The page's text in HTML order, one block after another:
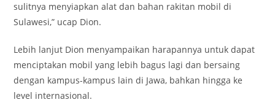
sulitnya menyiapkan alat dan bahan rakitan mobil di
Sulawesi,” ucap Dion.
Lebih lanjut Dion menyampaikan harapannya untuk dapat
menciptakan mobil yang lebih bagus lagi dan bersaing
dengan kampus-kampus lain di Jawa, bahkan hingga ke
level internasional.